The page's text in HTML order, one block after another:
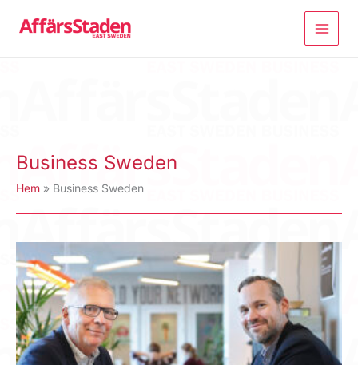
Business Sweden
Hem Business Sweden